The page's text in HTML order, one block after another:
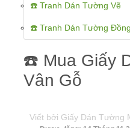
☎️ Tranh Dán Tường Vẽ
☎️ Tranh Dán Tường
☎️ Mua Giấy
Vân Gỗ
Viết bởi Giấy Dán Tường